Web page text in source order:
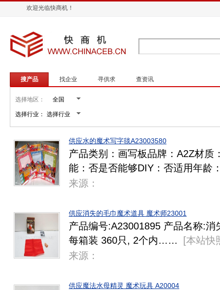
欢迎光临快商机！
搜产品 找企业 寻供求 查资讯
选择地区：
选择行业：
供应水的魔术写字毯A23003580
产品类别：画写板品牌：A2Z材质
能：否是否能够DIY：否适用年
来源：
供应消失的毛巾魔术道具 魔术师23001
产品编号:A23001895 产品名称:
每箱装 360只, 2个内……
[本站快
来源：
供应魔法水母精灵 魔术玩具 A20004